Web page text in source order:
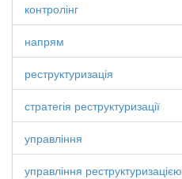
контролінг
напрям
реструктуризація
стратегія реструктуризації
управління
управління реструктуризацією